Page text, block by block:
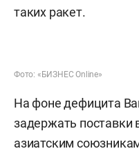
таких ракет.
Фото: «БИЗНЕС Online»
На фоне дефицита
задержать поставки
азиатским